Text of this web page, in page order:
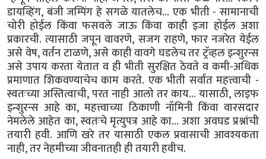
डायव्हिंग, बंजी जम्पिंग हे सगळे यातलेच... एक भीती - सामानाची
चोरी होईल किंवा फसवले जाऊ किंवा काही इजा होईल अशा
प्रकारची. त्यासाठी जपून वावरणे, सजग राहणे, फार नजरेत येईल
असे वेष, वर्तन टाळणे, असे काही वावगे घडलेच तर ट्रॅव्हल इन्शुरन्स
असे उपाय करता येतात व ही भीती सुरक्षित ठेवते व कमी-अधिक
प्रमाणात शिकवण्याचेच काम करते. एक भीती सर्वात महत्त्वाची -
स्वतःच्या अस्तित्वाची, परत नाही आलो तर काय... यासाठी, लाइफ
इन्शुरन्स आहे का, महत्त्वाच्या ठिकाणी नॉमिनी किंवा वारसदार
नेमलेले आहेत का, स्वतःचे मृत्युपत्र आहे का... अशा अवघड प्रश्नांची
तयारी हवी. आणि खरे तर यासाठी एकल प्रवासाची आवश्यकता
नाही, तर नेहमीच्या जीवनातही ही तयारी हवीच.